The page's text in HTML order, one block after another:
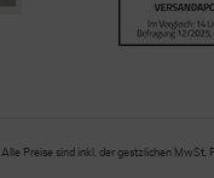
Alle Preise sind inkl. der gestzlichen MwSt.